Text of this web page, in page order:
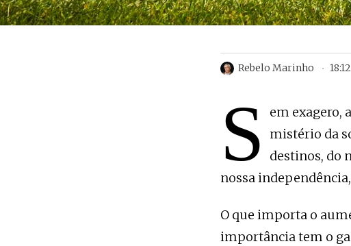
Rebelo Marinho
S
em exagero,
mistério da
destinos, do
nossa
O que importa o
importância tem o